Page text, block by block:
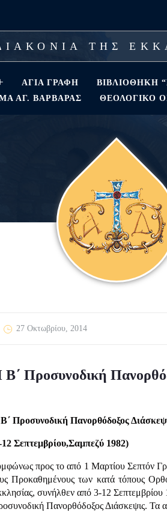
ΤΗΣ
ΑΓΊΑ ΓΡΑΦΉ ΒΙΒΛΙΟΘΗΚΗ
ΑΓ. ΒΑΡΒΆΡΑΣ
ΘΕΟΛΟΓΙΚΌ
27 Οκτωβρίου, 2014
Προσυνοδική
Προσυνοδική Πανορθόδοξος
Σεπτεμβρίου,Σαμπεζύ 1982)
προς το από 1 Μαρτίου Σεπτόν
Προκαθημένους των κατά τόπους
συνήλθεν από 3-12
Πανορθόδοξος Διάσκεψις. Τα